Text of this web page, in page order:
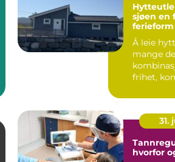
sjøen en fleksibel
familien
Å leie
mange
frihet,
Flere ve...
31.
hvorfor